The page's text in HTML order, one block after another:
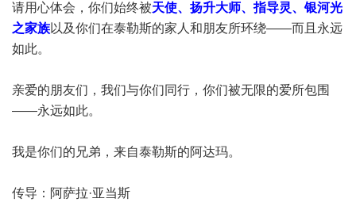
请用心体会，你们始终被天使、扬升大师、指导灵、银河光
之家族以及你们在泰勒斯的家人和朋友所环绕——而且永远
如此。
亲爱的朋友们，我们与你们同行，你们被无限的爱所包围
——永远如此。
我是你们的兄弟，来自泰勒斯的阿达玛。
传导：阿萨拉·亚当斯